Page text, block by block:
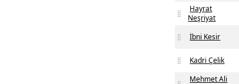
Hayrat
Neşriyat
İbni Kesir
Kadri Çelik
Mehmet Ali